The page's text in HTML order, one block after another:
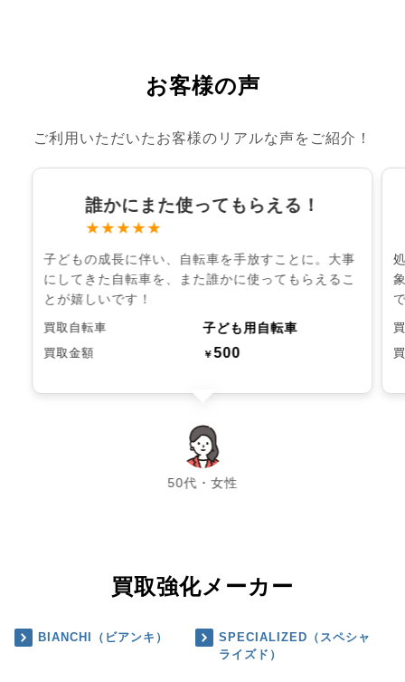
お客様の声
ご利用いただいたお客様のリアルな声をご紹介！
誰かにまた使ってもらえる！
★★★★★
子どもの成長に伴い、自転車を手放すことに。大事
にしてきた自転車を、また誰かに使ってもらえるこ
とが嬉しいです！
買取自転車 子ども用自転車
買取金額 ￥500
50代・女性
chevron_left chevron_right
買取強化メーカー
BIANCHI（ビアンキ）
SPECIALIZED（スペシャ
ライズド）